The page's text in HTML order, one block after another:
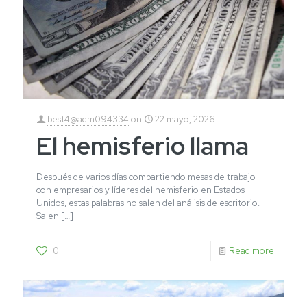
best4@adm094334 on 22 mayo, 2026
El hemisferio llama
Después de varios días compartiendo mesas de trabajo
con empresarios y líderes del hemisferio en Estados
Unidos, estas palabras no salen del análisis de escritorio.
Salen […]
0 Read more